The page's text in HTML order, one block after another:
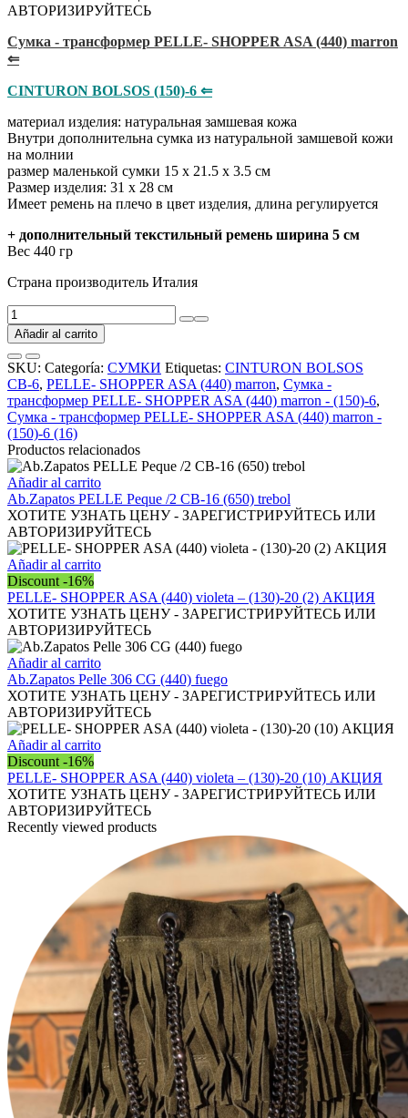
АВТОРИЗИРУЙТЕСЬ
Сумка - трансформер PELLE- SHOPPER ASA (440) marron
⇐
CINTURON BOLSOS (150)-6 ⇐
материал изделия: натуральная замшевая кожа
Внутри дополнительна сумка из натуральной замшевой кожи
на молнии
размер маленькой сумки 15 х 21.5 х 3.5 см
Размер изделия: 31 х 28 см
Имеет ремень на плечо в цвет изделия, длина регулируется
+ дополнительный текстильный ремень ширина 5 см
Вес 440 гр
Страна производитель Италия
Сумка
-
трансформер
PELLE-
SHOPPER
ASA
(440)
marron
-
(150)-6
(16)
АКЦИЯ
cantidad
Añadir al carrito
SKU: Categoría: СУМКИ Etiquetas: CINTURON BOLSOS
СВ-6, PELLE- SHOPPER ASA (440) marron, Сумка -
трансформер PELLE- SHOPPER ASA (440) marron - (150)-6,
Сумка - трансформер PELLE- SHOPPER ASA (440) marron -
(150)-6 (16)
Productos relacionados
Añadir al carrito
Ab.Zapatos PELLE Peque /2 CB-16 (650) trebol
ХОТИТЕ УЗНАТЬ ЦЕНУ - ЗАРЕГИСТРИРУЙТЕСЬ ИЛИ
АВТОРИЗИРУЙТЕСЬ
Añadir al carrito
Discount -16%
PELLE- SHOPPER ASA (440) violeta – (130)-20 (2) АКЦИЯ
ХОТИТЕ УЗНАТЬ ЦЕНУ - ЗАРЕГИСТРИРУЙТЕСЬ ИЛИ
АВТОРИЗИРУЙТЕСЬ
Añadir al carrito
Ab.Zapatos Pelle 306 CG (440) fuego
ХОТИТЕ УЗНАТЬ ЦЕНУ - ЗАРЕГИСТРИРУЙТЕСЬ ИЛИ
АВТОРИЗИРУЙТЕСЬ
Añadir al carrito
Discount -16%
PELLE- SHOPPER ASA (440) violeta – (130)-20 (10) АКЦИЯ
ХОТИТЕ УЗНАТЬ ЦЕНУ - ЗАРЕГИСТРИРУЙТЕСЬ ИЛИ
АВТОРИЗИРУЙТЕСЬ
Recently viewed products